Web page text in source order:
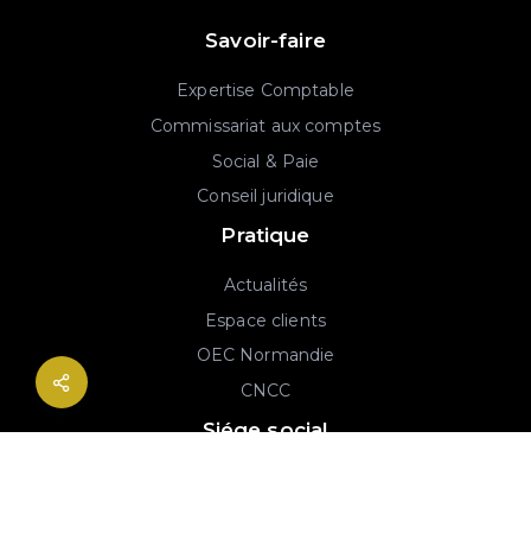
Savoir-faire
Expertise Comptable
Commissariat aux comptes
Social & Paie
Conseil juridique
Pratique
Actualités
Espace clients
OEC Normandie
CNCC
Siége social